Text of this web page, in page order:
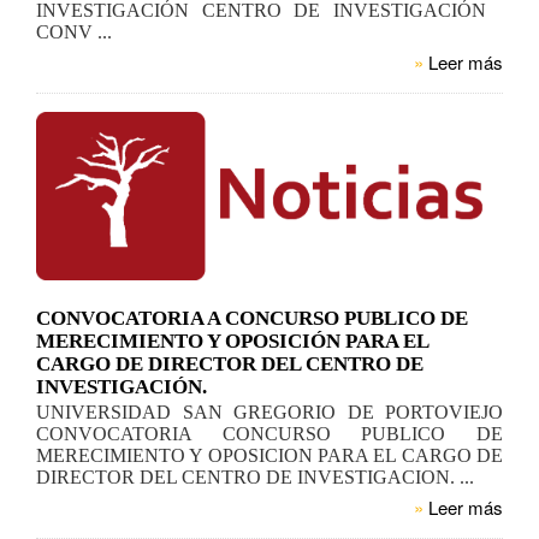
INVESTIGACIÓN CENTRO DE INVESTIGACIÓN
CONV ...
» Leer más
CONVOCATORIA A CONCURSO PUBLICO DE
MERECIMIENTO Y OPOSICIÓN PARA EL
CARGO DE DIRECTOR DEL CENTRO DE
INVESTIGACIÓN.
UNIVERSIDAD SAN GREGORIO DE PORTOVIEJO
CONVOCATORIA CONCURSO PUBLICO DE
MERECIMIENTO Y OPOSICION PARA EL CARGO DE
DIRECTOR DEL CENTRO DE INVESTIGACION. ...
» Leer más